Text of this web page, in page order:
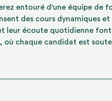
entouré d'une équipe de
des cours dynamiques
leur écoute quotidienne
où chaque candidat est